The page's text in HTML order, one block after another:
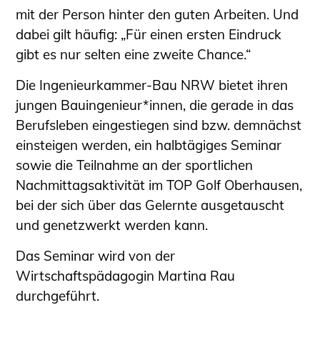
Recht
Planungswettbewerbe
Publikationen
Stellenbörse
Staatlich anerkannte Sachverständige
Öffentlich bestellte und vereidigte
Sachverständige
Prüfsachverständige
Qualifizierte Tragwerksplaner/-innen
Bauvorlageberechtigte
Sachkundige für Zustands- und
Abwasserleitungen
Vereinbarungen mit
Ingenieurkammern
mit der Person hinter den guten Arbeiten. Und
dabei gilt häufig: „Für einen ersten Eindruck
gibt es nur selten eine zweite Chance.“
Die Ingenieurkammer-Bau NRW bietet ihren
jungen Bauingenieur*innen, die gerade in das
Berufsleben eingestiegen sind bzw. demnächst
einsteigen werden, ein halbtägiges Seminar
sowie die Teilnahme an der sportlichen
Nachmittagsaktivität im TOP Golf Oberhausen,
bei der sich über das Gelernte ausgetauscht
und genetzwerkt werden kann.
Das Seminar wird von der
Wirtschaftspädagogin Martina Rau
durchgeführt.